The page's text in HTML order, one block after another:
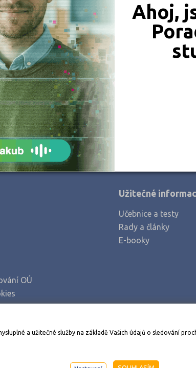
Ahoj,
Chrudim (1)
Jihlava (2)
Jindřichův Hradec (1)
Karlovy Vary (1)
Karviná (1)
Klatovy (1)
Liberec (1)
Most (1)
Nový Jičín (1)
Olomouc (2)
Šumperk (1)
Ústí nad Orlicí (1)
JSME TAM, KDE JSTE VY
Naše projekty
OÚ
Stáhněte si aplikaci Adresář škol
Užitečné
Učebnice a testy
Rady a články
E-booky
AMOS KamPoMaturite.cz, s.r.o., stránky
a užitečné služby na základě Vašich údajů o sledování